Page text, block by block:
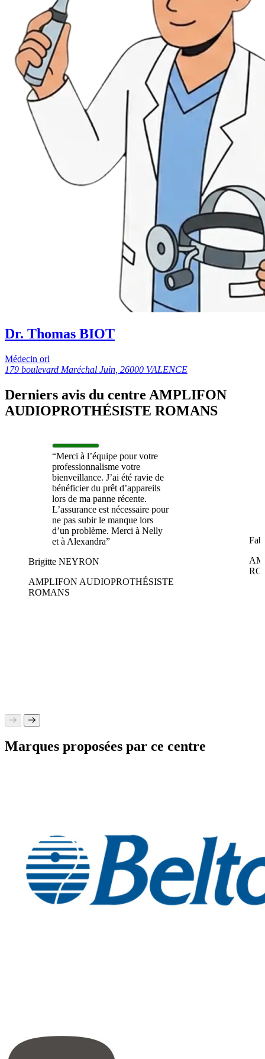
Dr. Thomas BIOT
Médecin orl
179 boulevard Maréchal Juin, 26000 VALENCE
Derniers avis du centre AMPLIFON
AUDIOPROTHÉSISTE ROMANS
“Merci à l’équipe pour votre
professionnalisme votre
bienveillance. J’ai été ravie de
bénéficier du prêt d’appareils
lors de ma panne récente.
L’assurance est nécessaire pour
ne pas subir le manque lors
d’un problème. Merci à Nelly
et à Alexandra”
Brigitte NEYRON
AMPLIFON AUDIOPROTHÉSISTE
ROMANS
Marques proposées par ce centre